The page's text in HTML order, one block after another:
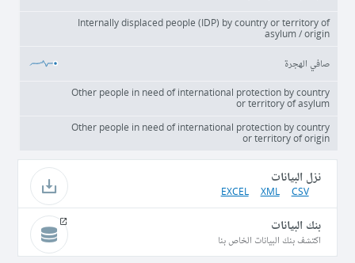
Internally displaced people (IDP) by country or territory of
asylum / origin
صافي الهجرة
Other people in need of international protection by country
or territory of asylum
Other people in need of international protection by country
or territory of origin
نزل البيانات
CSV
XML
EXCEL
بنك البيانات
اكتشف بنك البيانات الخاص بنا